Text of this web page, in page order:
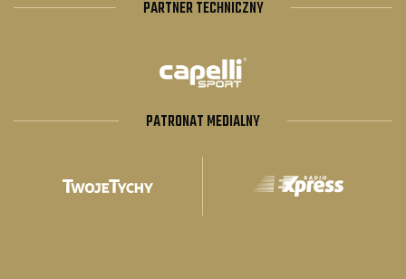
PARTNER TECHNICZNY
PATRONAT MEDIALNY